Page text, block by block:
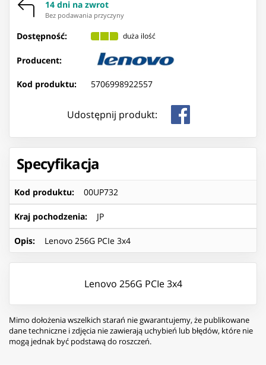
14 dni na zwrot
Bez podawania przyczyny
Dostępność: duża ilość
Producent:
Kod produktu: 5706998922557
Udostępnij produkt:
Specyfikacja
Kod produktu: 00UP732
Kraj pochodzenia: JP
Opis: Lenovo 256G PCIe 3x4
Lenovo 256G PCIe 3x4
Mimo dołożenia wszelkich starań nie gwarantujemy, że publikowane
dane techniczne i zdjęcia nie zawierają uchybień lub błędów, które nie
mogą jednak być podstawą do roszczeń.